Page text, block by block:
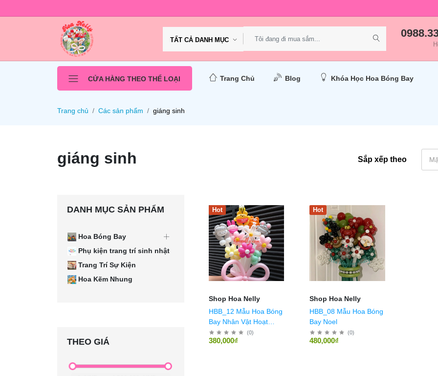
TẤT CẢ DANH MỤC
CỬA HÀNG THEO THỂ LOẠI Trang Chủ Blog Khóa Học Hoa Bóng Bay
Trang chủ Các sản phẩm giáng sinh
giáng sinh Sắp xếp theo
DANH MỤC SẢN PHẨM
Hoa Bóng Bay
Phụ kiện trang trí sinh nhật
Trang Trí Sự Kiện
Hoa Kẽm Nhung
THEO GIÁ
Hot
Shop Hoa Nelly
HBB_12 Mẫu Hoa Bóng
Bay Nhân Vật Hoạt
Hình Pooh
(0)
380,000₫
Hot
Shop Hoa Nelly
HBB_08 Mẫu Hoa Bóng
Bay Noel
(0)
480,000₫